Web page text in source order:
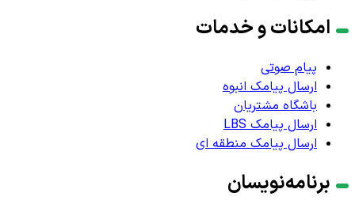
امکانات و خدمات
پیام صوتی
ارسال پیامک انبوه
باشگاه مشتریان
ارسال پیامک LBS
ارسال پیامک منطقه ای
برنامه‌نویسان